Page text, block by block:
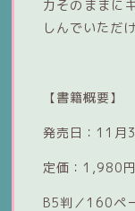
力そのままに
しんでいただ
【書籍概要】
発売日：11月
定価：1,980
B5判／160ペ